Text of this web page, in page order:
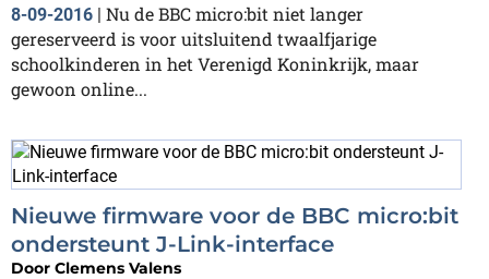
8-09-2016 | Nu de BBC micro:bit niet langer
gereserveerd is voor uitsluitend twaalfjarige
schoolkinderen in het Verenigd Koninkrijk, maar
gewoon online...
Nieuwe firmware voor de BBC micro:bit
ondersteunt J-Link-interface
Door Clemens Valens